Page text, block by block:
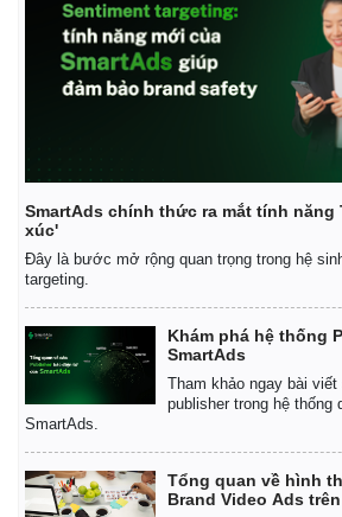
SmartAds chính thức ra mắt tính năng
xúc'
Đây là bước mở rộng quan trọng trong hệ
targeting.
Khám phá hệ thống
SmartAds
Tham khảo ngay bài
publisher trong hệ thống
SmartAds.
Tổng quan về hình
Brand Video Ads